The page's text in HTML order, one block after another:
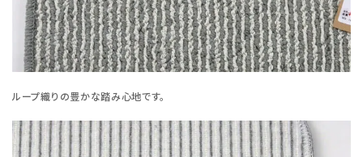
ループ織りの豊かな踏み心地です。